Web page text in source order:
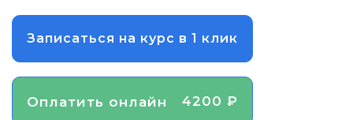
Записаться на курс в 1 клик
Оплатить онлайн 4200 ₽